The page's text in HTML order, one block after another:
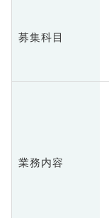
募集科目
業務内容